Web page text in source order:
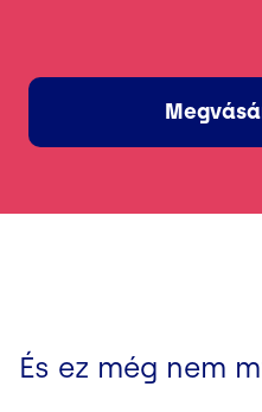
És ez még nem